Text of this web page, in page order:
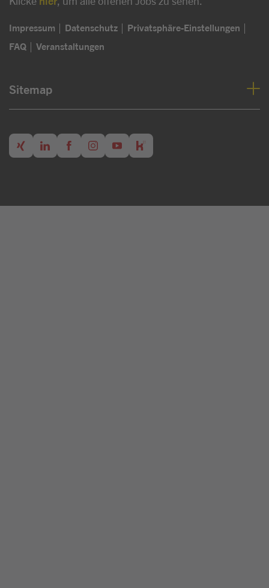
Impressum Datenschutz
Privatsphäre-Einstellungen
FAQ
Veranstaltungen
Sitemap